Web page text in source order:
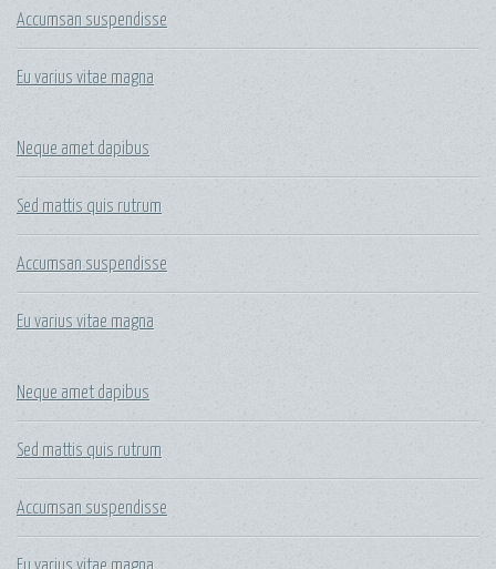
Accumsan suspendisse
Eu varius vitae magna
Neque amet dapibus
Sed mattis quis rutrum
Accumsan suspendisse
Eu varius vitae magna
Neque amet dapibus
Sed mattis quis rutrum
Accumsan suspendisse
Eu varius vitae magna